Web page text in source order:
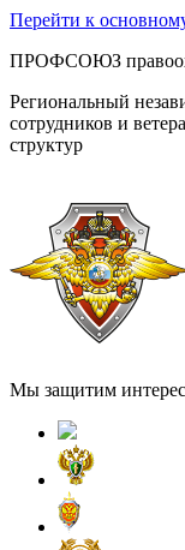
Перейти к
ПРОФСОЮЗ
Региональный
сотрудников и
структур
Мы защитим